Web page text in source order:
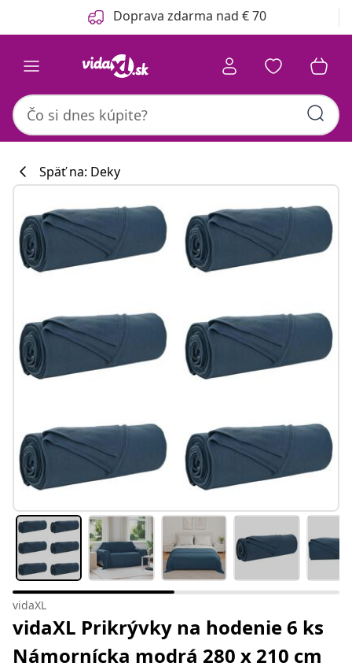
Predchádzajúce Doprava zdarma nad € 70
Späť na: Deky
vidaXL
vidaXL Prikrývky na hodenie 6 ks
Námornícka modrá 280 x 210 cm